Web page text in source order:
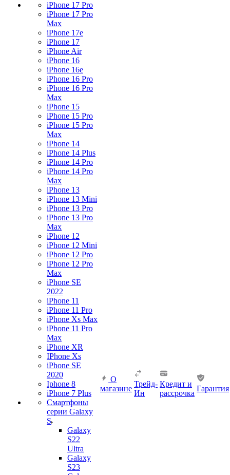
iPhone 17 Pro
iPhone 17 Pro
Max
iPhone 17e
iPhone 17
iPhone Air
iPhone 16
iPhone 16e
iPhone 16 Pro
iPhone 16 Pro
Max
iPhone 15
iPhone 15 Pro
iPhone 15 Pro
Max
iPhone 14
iPhone 14 Plus
iPhone 14 Pro
iPhone 14 Pro
Max
iPhone 13
iPhone 13 Mini
iPhone 13 Pro
iPhone 13 Pro
Max
iPhone 12
iPhone 12 Mini
iPhone 12 Pro
iPhone 12 Pro
Max
iPhone SE
2022
iPhone 11
iPhone 11 Pro
iPhone Xs Max
iPhone 11 Pro
Max
iPhone XR
IPhone Xs
iPhone SE
2020
Iphone 8
iPhone 7 Plus
Смартфоны
серии Galaxy
S
Galaxy
S22
Ultra
Galaxy
S23
О
магазине
Трейд-
Ин
Кредит и
рассрочка
Гарантия